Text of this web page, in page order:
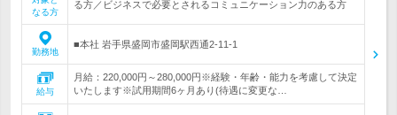
なる方
る方／ビジネスで必要とされるコミュニケーション力のある方
勤務地
■本社 岩手県盛岡市盛岡駅西通2-11-1
給与
月給：220,000円～280,000円※経験・年齢・能力を考慮して決定
いたします※試用期間6ヶ月あり(待遇に変更な…